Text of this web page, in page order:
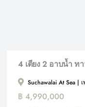
4 เตียง 2 อาบน้ำ ท
Suchawalai At Sea |
฿ 4,990,000